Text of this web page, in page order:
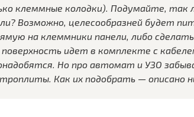
клеммные колодки). Подумайте, так
Возможно, целесообразней будет
на клеммники панели, либо
поверхность идет в комплекте с
Но про автомат и УЗО
Как их подобрать — описано